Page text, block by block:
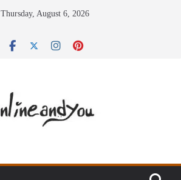
Thursday, August 6, 2026